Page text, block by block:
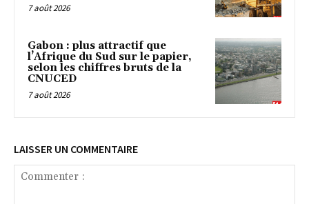
7 août 2026
Gabon : plus attractif que
l’Afrique du Sud sur le papier,
selon les chiffres bruts de la
CNUCED
7 août 2026
LAISSER UN COMMENTAIRE